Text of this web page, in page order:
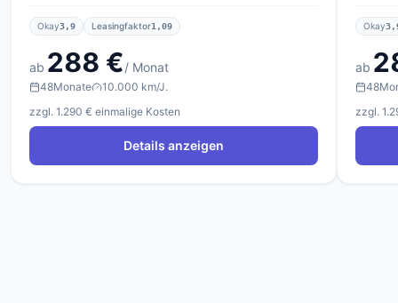
Okay3,9 Leasingfaktor1,09
ab 288 €/ Monat
48Monate
10.000 km/J.
zzgl. 1.290 € einmalige Kosten
Details anzeigen
Okay
ab
48
zzgl.